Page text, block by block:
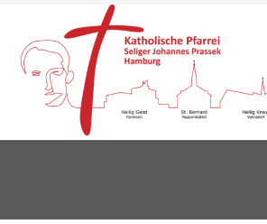
Inhalt
springen